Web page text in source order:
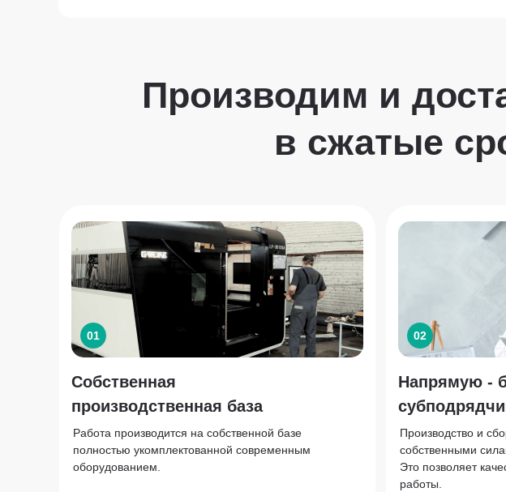
Производим и
в сжатые
Собственная
производственная база
Работа производится на собственной базе
полностью укомплектованной современным
оборудованием.
01
Напрямую -
Производство и
собственными
Это позволяет
работы.
02